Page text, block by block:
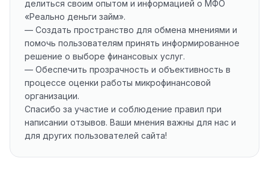
делиться своим опытом и информацией о МФО
«Реально деньги займ».
— Создать пространство для обмена мнениями и
помочь пользователям принять информированное
решение о выборе финансовых услуг.
— Обеспечить прозрачность и объективность в
процессе оценки работы микрофинансовой
организации.
Спасибо за участие и соблюдение правил при
написании отзывов. Ваши мнения важны для нас и
для других пользователей сайта!